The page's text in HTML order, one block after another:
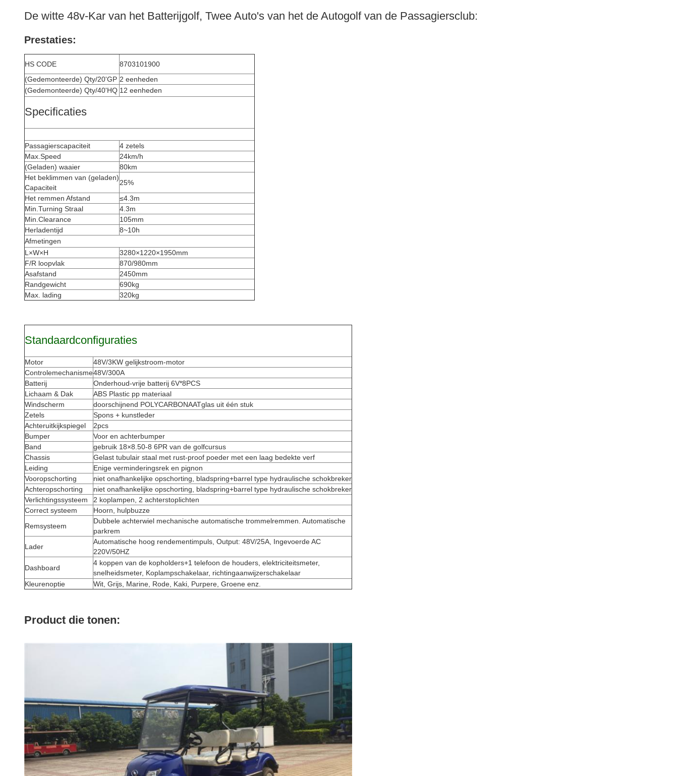
De witte 48v-Kar van het Batterijgolf, Twee Auto's van het de Autogolf van de Passagiersclub:
Prestaties:
HS CODE
8703101900
(Gedemonteerde) Qty/20'GP 2 eenheden
(Gedemonteerde) Qty/40'HQ 12 eenheden
Specificaties
Passagierscapaciteit
4 zetels
Max.Speed
24km/h
(Geladen) waaier
80km
Het beklimmen van (geladen)
Capaciteit
25%
Het remmen Afstand
≤4.3m
Min.Turning Straal
4.3m
Min.Clearance
105mm
Herladentijd
8~10h
Afmetingen
L×W×H
3280×1220×1950mm
F/R loopvlak
870/980mm
Asafstand
2450mm
Randgewicht
690kg
Max. lading
320kg
Standaardconfiguraties
Motor
48V/3KW gelijkstroom-motor
Controlemechanisme48V/300A
Batterij
Onderhoud-vrije batterij 6V*8PCS
Lichaam & Dak
ABS Plastic pp materiaal
Windscherm
doorschijnend POLYCARBONAATglas uit één stuk
Zetels
Spons + kunstleder
Achteruitkijkspiegel
2pcs
Bumper
Voor en achterbumper
Band
gebruik 18×8.50-8 6PR van de golfcursus
Chassis
Gelast tubulair staal met rust-proof poeder met een laag bedekte verf
Leiding
Enige verminderingsrek en pignon
Vooropschorting
niet onafhankelijke opschorting, bladspring+barrel type hydraulische schokbreker
Achteropschorting
niet onafhankelijke opschorting, bladspring+barrel type hydraulische schokbreker
Verlichtingssysteem
2 koplampen, 2 achterstoplichten
Correct systeem
Hoorn, hulpbuzze
Remsysteem
Dubbele achterwiel mechanische automatische trommelremmen. Automatische
parkrem
Lader
Automatische hoog rendementimpuls, Output: 48V/25A, Ingevoerde AC
220V/50HZ
Dashboard
4 koppen van de kopholders+1 telefoon de houders, elektriciteitsmeter,
snelheidsmeter, Koplampschakelaar, richtingaanwijzerschakelaar
Kleurenoptie
Wit, Grijs, Marine, Rode, Kaki, Purpere, Groene enz.
Product die tonen: